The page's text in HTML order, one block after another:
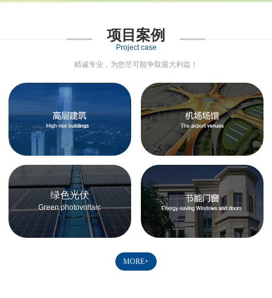
项目案例
Project case
精诚专业，为您尽可能争取最大利益！
绿色光伏
Green photovoltaic
MORE+